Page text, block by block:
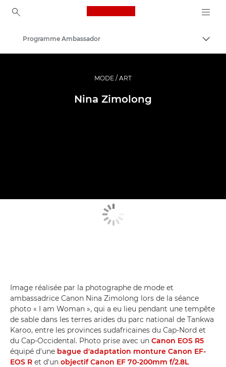
Canon Logo, back to
Vidéo et photographie professionnelles
Programme Ambassador
MODE / ART
Nina Zimolong
Image réalisée par la photographe de mode et
ambassadrice Canon Nina Zimolong lors de la séance
photo « I am Woman », qui a eu lieu pendant une tempête
de sable dans les terres arides du parc national de Tankwa
Karoo, entre les provinces sudafricaines du Cap-Nord et
du Cap-Occidental. Photo prise avec un Canon EOS R5
équipé d'une bague d'adaptation monture Canon EF-
EOS R et d'un objectif Canon EF 70-200mm f/2.8L